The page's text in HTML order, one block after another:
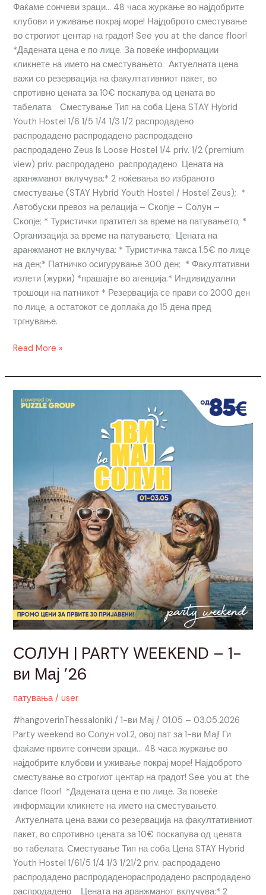
Фаќаме сончеви зраци… 48 часа журкање во најдобрите
клубови и уживање покрај море! Најдоброто сместување
во строгиот центар на градот! See you at the dance floor!
*Дадената цена е по лице. За повеќе информации
кликнете на името на сместувањето. Актуелната цена
важи со резервација на факултативниот пакет, во
спротивно цената за 10€ поскапува од цената во
табелата. Сместување Тип на соба Цена STAY Hybrid
Youth Hostel 1/6 1/5 1/4 1/3 1/2 распродадено
распродадено распродадено распродадено
распродадено Zeus Is Loose Hostel 1/4 priv. 1/2 (premium
view) priv. распродадено распродадено Цената на
аранжманот вклучува:* 2 ноќевања во избраното
сместување (STAY Hybrid Youth Hostel / Hostel Zeus); *
Автобуски превоз на релација – Скопје – Солун –
Скопје; * Туристички пратител за време на патувањето; *
Организација за време на патувањето; Цената на
аранжманот не вклучува: * Туристичка такса 1.5€ по лице
на ден;* Патничко осигурување 300 ден; * Факултативни
излети (журки) *прашајте во агенција.* Индивидуални
трошоци на патникот * Резервација се прави со 2000 ден
по лице, а остатокот се доплаќа до 15 дена пред
тргнување.
Read More »
СОЛУН | PARTY WEEKEND – 1-
ви Мај ’26
патувања/user
#hangoverinThessaloniki / 1-ви Мај / 01.05 – 03.05.2026
Party weekend во Солун vol.2, овој пат за 1-ви Мај! Ги
фаќаме првите сончеви зраци… 48 часа журкање во
најдобрите клубови и уживање покрај море! Најдоброто
сместување во строгиот центар на градот! See you at the
dance floor! *Дадената цена е по лице. За повеќе
информации кликнете на името на сместувањето.
Актуелната цена важи со резервација на факултативниот
пакет, во спротивно цената за 10€ поскапува од цената
во табелата. Сместување Тип на соба Цена STAY Hybrid
Youth Hostel 1/61/5 1/4 1/3 1/21/2 priv. распродадено
распродадено распродаденораспродадено распродадено
распродадено Цената на аранжманот вклучува:* 2
СОЛУН
Мај